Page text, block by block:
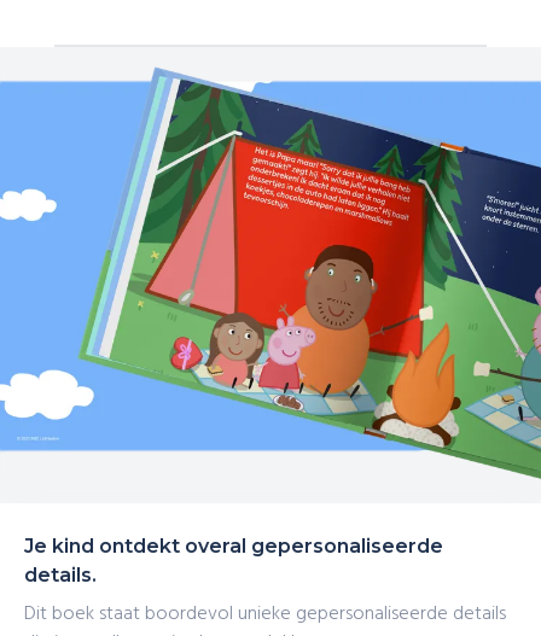
Je kind ontdekt overal gepersonaliseerde
details.
Dit boek staat boordevol unieke gepersonaliseerde details